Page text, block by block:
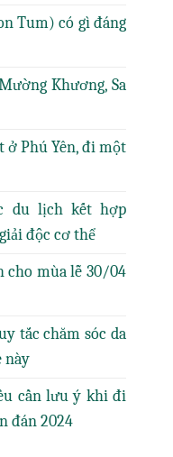
Tum) có gì đáng
Khương, Sa
ở Phú Yên, đi một
du lịch kết hợp
độc cơ thể
cho mùa lễ 30/04
tắc chăm sóc da
này
cần lưu ý khi đi
đán 2024